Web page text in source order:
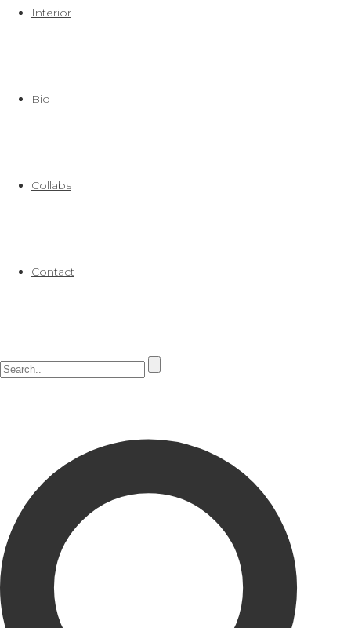
Interior
Bio
Collabs
Contact